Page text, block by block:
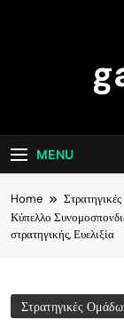
MENU
Home
Κύπελλο
στρατηγικής, Ευελιξία
Στρατηγικές